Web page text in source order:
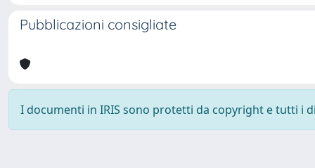
Pubblicazioni consigliate
I documenti in IRIS sono protetti da copyright e tutti i